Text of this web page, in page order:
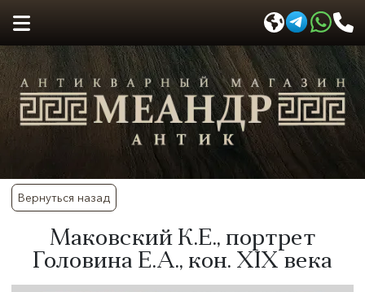
Вернуться назад
Маковский К.Е., портрет
Головина Е.А., кон. XIX века